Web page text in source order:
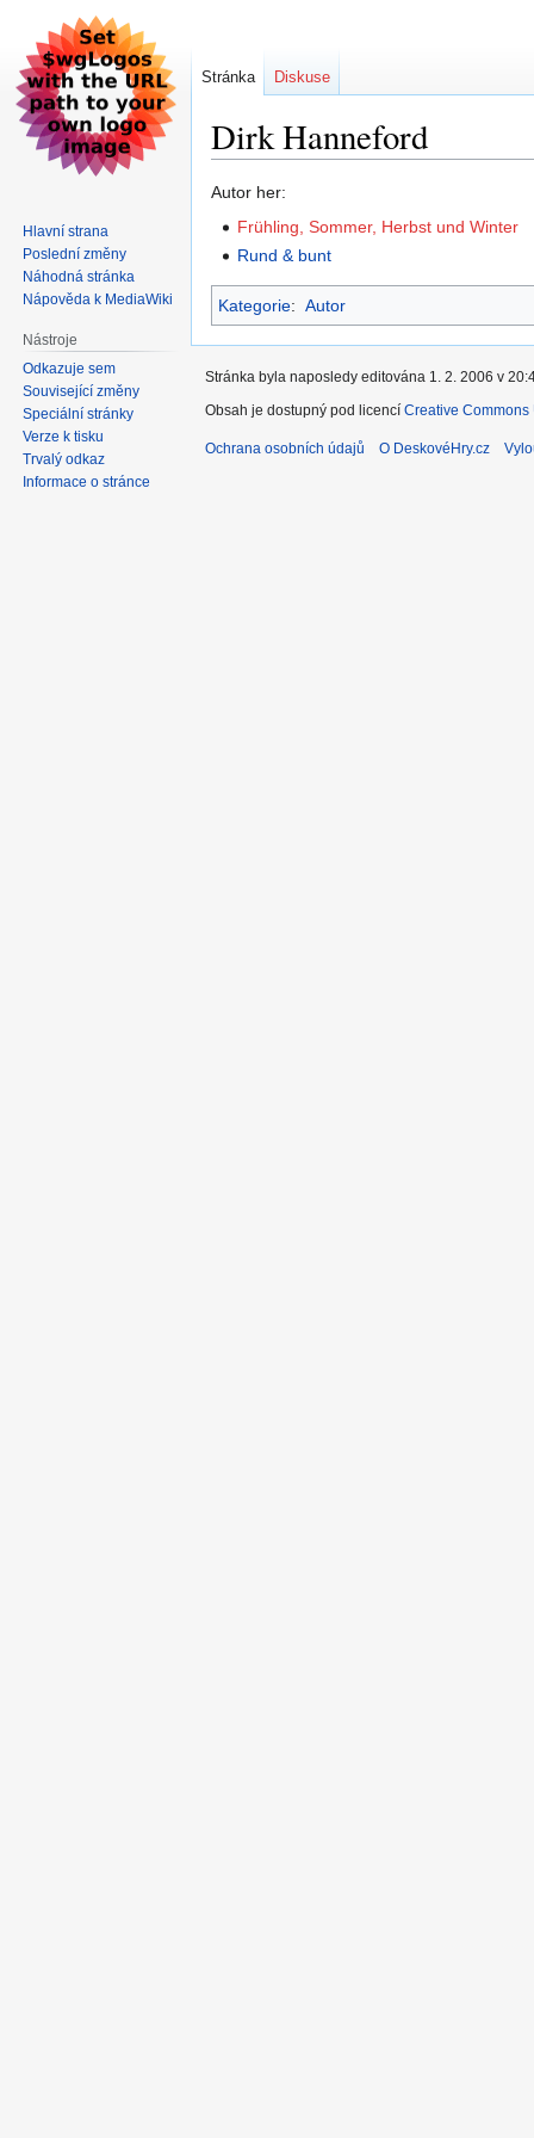
Dirk Hanneford
Skočit
Skočit
Autor her:
Frühling, Sommer, Herbst und Winter
Rund & bunt
Kategorie: Autor
Stránka Diskuse
Hlavní strana
Poslední změny
Náhodná stránka
Nápověda k MediaWiki
Nástroje
Odkazuje sem
Související změny
Speciální stránky
Verze k tisku
Trvalý odkaz
Informace o stránce
Stránka byla naposledy editována 1. 2. 2006 v
Obsah je dostupný pod licencí Creative
Ochrana osobních údajů O DeskovéHry.cz